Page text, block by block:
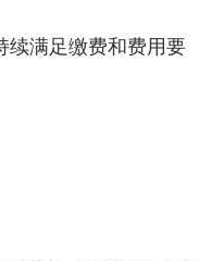
续满足缴费和费用要